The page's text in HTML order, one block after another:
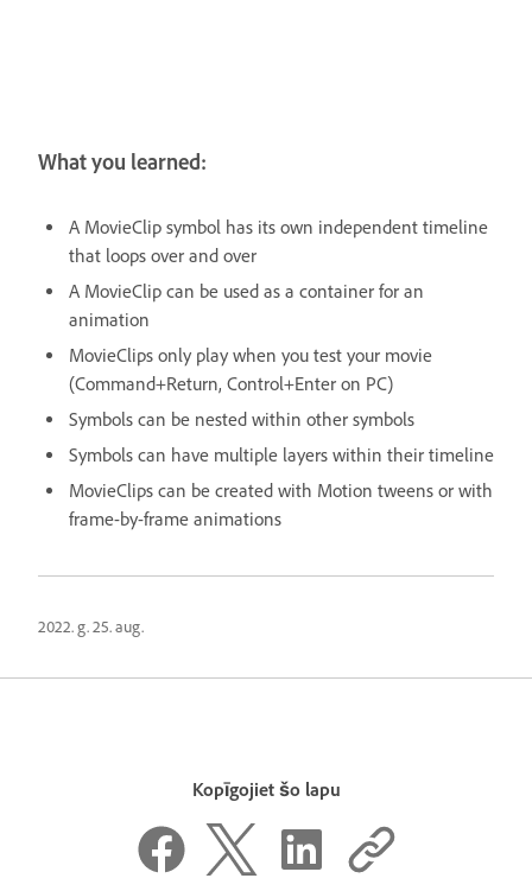
What you learned:
A MovieClip symbol has its own independent timeline
that loops over and over
A MovieClip can be used as a container for an
animation
MovieClips only play when you test your movie
(Command+Return, Control+Enter on PC)
Symbols can be nested within other symbols
Symbols can have multiple layers within their timeline
MovieClips can be created with Motion tweens or with
frame-by-frame animations
2022. g. 25. aug.
Kopīgojiet šo lapu